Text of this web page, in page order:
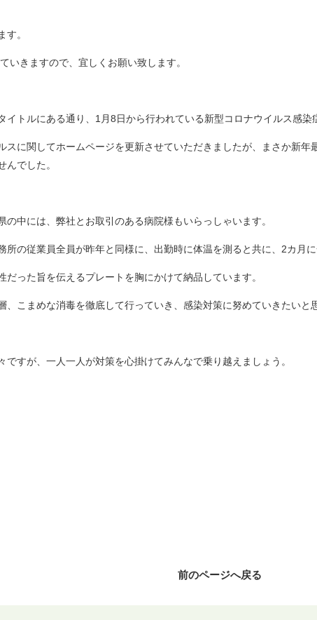
す。
いきますので、宜しくお願い致します。
イトルにある通り、1月8日から行われている新型コロナウイルス感染
スに関してホームページを更新させていただきましたが、まさか新
んでした。
の中には、弊社とお取引のある病院様もいらっしゃいます。
所の従業員全員が昨年と同様に、出勤時に体温を測ると共に、2カ月
だった旨を伝えるプレートを胸にかけて納品しています。
、こまめな消毒を徹底して行っていき、感染対策に努めていきたいと
ですが、一人一人が対策を心掛けてみんなで乗り越えましょう。
前のページへ戻る